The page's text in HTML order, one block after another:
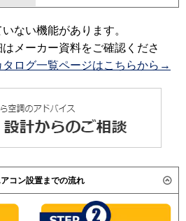
ない機能があります。
メーカー資料をご確認くださ
ログ一覧ページはこちらから→
コン設置までの流れ